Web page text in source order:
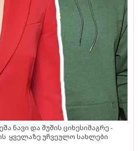
ნავი და შუშის ციხესიმაგრე -
ყველაზე უჩვეულო სახლები